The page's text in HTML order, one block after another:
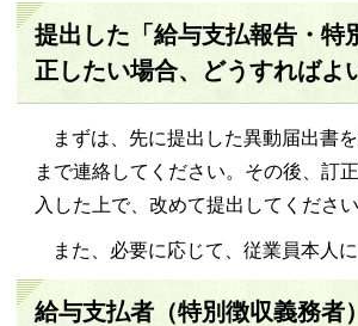
提出した「給与支払報告・特
正したい場合、どうすればよ
まずは、先に提出した異動届出書
まで連絡してください。その後、訂
入した上で、改めて提出してください
また、必要に応じて、従業員本人
給与支払者（特別徴収義務者